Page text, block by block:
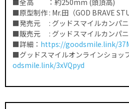
■全高 ：約250mm (頭頂高)
■原型制作 : Mr.田（GOD BRAVE
■発売元 : グッドスマイルカンパ
■販売元 : グッドスマイルカンパ
■詳細： https://goodsmile.link/
■グッドスマイルオンラインショッ
odsmile.link/3xVQpyd